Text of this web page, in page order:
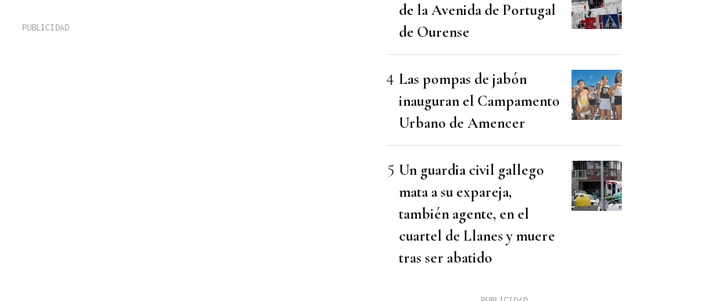
de la Avenida de Portugal
de Ourense
Las pompas de jabón
inauguran el Campamento
Urbano de Amencer
Un guardia civil gallego
mata a su expareja,
también agente, en el
cuartel de Llanes y muere
tras ser abatido